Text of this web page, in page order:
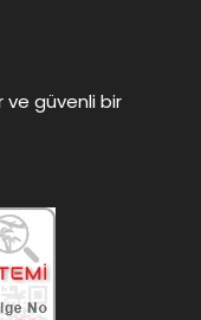
ve güvenli bir